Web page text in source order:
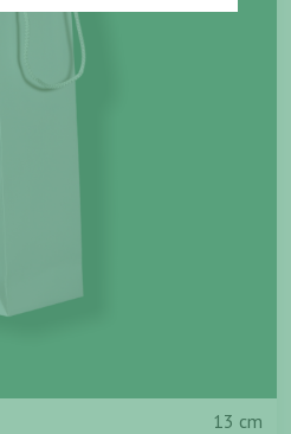
13 cm